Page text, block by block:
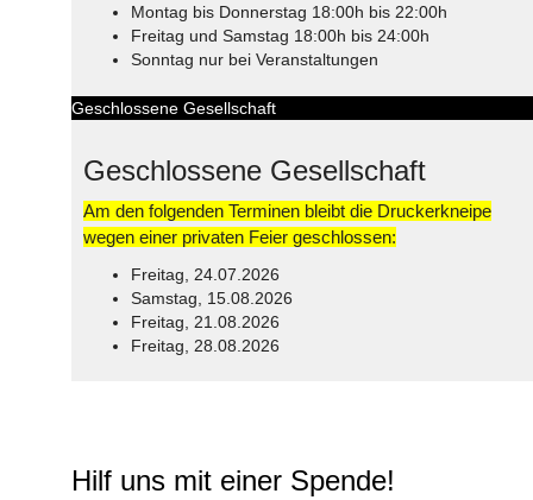
Montag bis Donnerstag 18:00h bis 22:00h
Freitag und Samstag 18:00h bis 24:00h
Sonntag nur bei Veranstaltungen
Geschlossene Gesellschaft
Geschlossene Gesellschaft
Am den folgenden Terminen bleibt die Druckerkneipe
wegen einer privaten Feier geschlossen:
Freitag, 24.07.2026
Samstag, 15.08.2026
Freitag, 21.08.2026
Freitag, 28.08.2026
Hilf uns mit einer Spende!